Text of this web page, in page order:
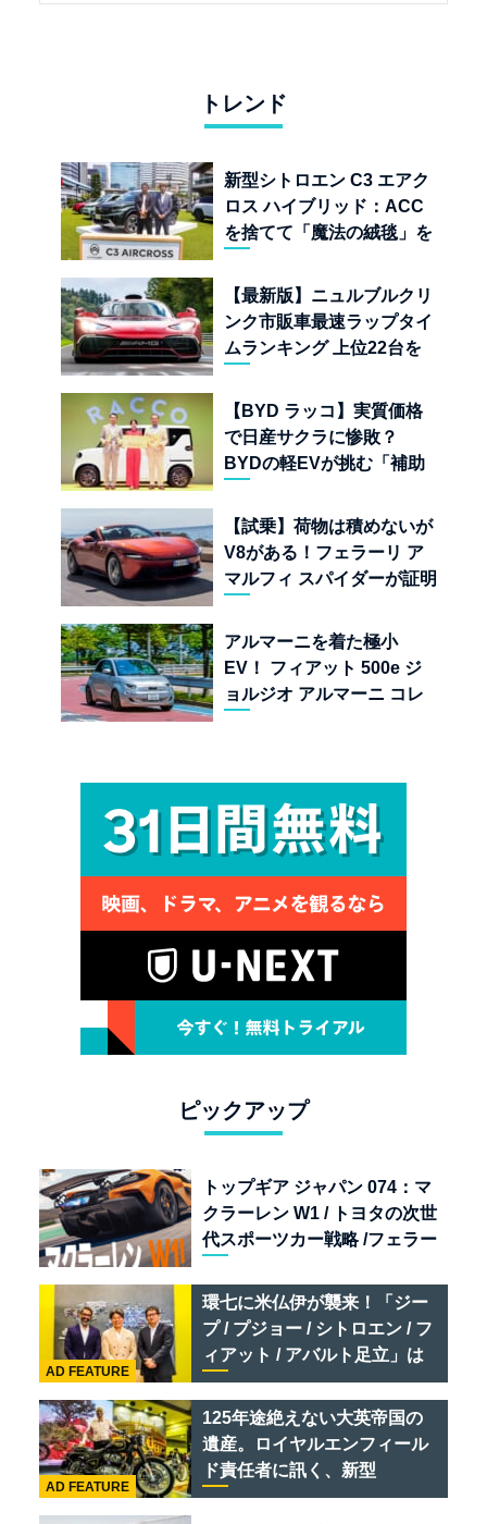
トレンド
新型シトロエン C3 エアク
ロス ハイブリッド：ACC
を捨てて「魔法の絨毯」を
児
【最新版】ニュルブルクリ
ンク市販車最速ラップタイ
ムランキング 上位22台を
【BYD ラッコ】実質価格
で日産サクラに惨敗？
BYDの軽EVが挑む「補助
界
【試乗】荷物は積めないが
V8がある！フェラーリ ア
マルフィ スパイダーが証明
ーの至福
アルマーニを着た極小
EV！ フィアット 500e ジ
ョルジオ アルマーニ コレ
ピックアップ
トップギア ジャパン 074：マ
クラーレン W1 / トヨタの次世
代スポーツカー戦略 /フェラー
リオ /ベントレー スーパース
ポーツ
環七に米仏伊が襲来！「ジー
プ / プジョー / シトロエン / フ
ィアット / アバルト足立」は
クルマのセレクトショップで
ある
AD FEATURE
125年途絶えない大英帝国の
遺産。ロイヤルエンフィール
ド責任者に訊く、新型
「BULLET 650」と“時間の
AD FEATURE